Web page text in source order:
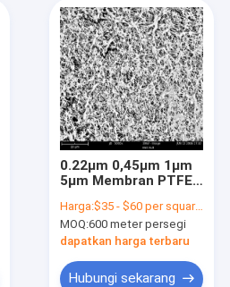
0.22μm 0,45μm 1μm
5μm Membran PTFE
Maksimal
Harga:$35 - $60 per square meter
MOQ:600 meter persegi
dapatkan harga terbaru
Hubungi sekarang